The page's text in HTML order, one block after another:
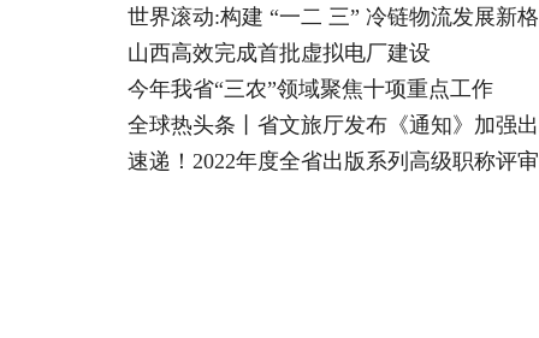
世界滚动:构建 “一二 三” 冷链物流发展新
山西高效完成首批虚拟电厂建设
今年我省“三农”领域聚焦十项重点工作
全球热头条丨省文旅厅发布《通知》加强
速递！2022年度全省出版系列高级职称评